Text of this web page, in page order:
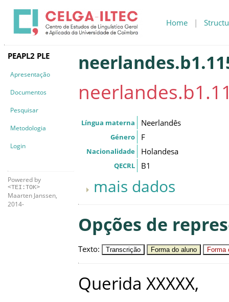
Home |
PEAPL2 PLE
Apresentação
Documentos
Pesquisar
Metodologia
Login
Powered by
<TEI:TOK>
Maarten Janssen,
2014-
Língua materna Neerlandês
Género F
Nacionalidade Holandesa
QECRL B1
mais dados
Opções de
Texto: Transcrição Forma do aluno Forma
Querida XXXXX,